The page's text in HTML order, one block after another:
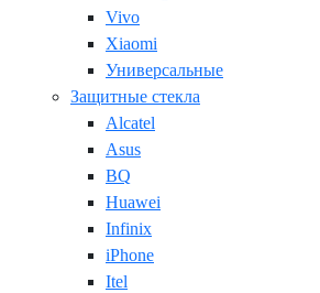
Vivo
Xiaomi
Универсальные
Защитные стекла
Alcatel
Asus
BQ
Huawei
Infinix
iPhone
Itel